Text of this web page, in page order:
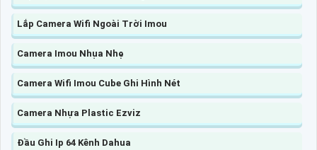
Lắp Camera Wifi Ngoài Trời Imou
Camera Imou Nhụa Nhẹ
Camera Wifi Imou Cube Ghi Hình Nét
Camera Nhựa Plastic Ezviz
Đầu Ghi Ip 64 Kênh Dahua